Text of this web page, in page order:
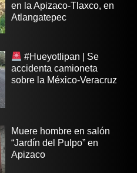
en la Apizaco-Tlaxco, en
Atlangatepec
#Hueyotlipan | Se
accidenta camioneta
sobre la México-Veracruz
Muere hombre en salón
“Jardín del Pulpo” en
Apizaco